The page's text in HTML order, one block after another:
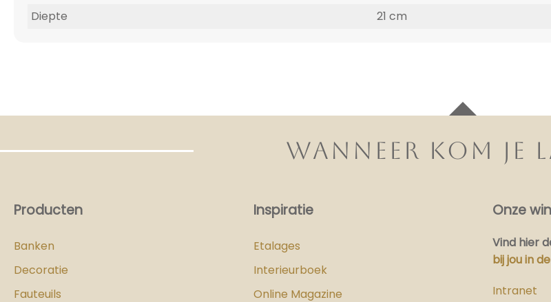
Diepte
21 cm
WANNEER KOM JE
Producten
Banken
Decoratie
Fauteuils
Inspiratie
Etalages
Interieurboek
Online Magazine
Onze
Vind hier
bij jou in
Intranet